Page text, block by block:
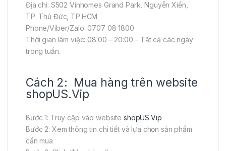
Địa chỉ: S502 Vinhomes Grand Park, Nguyễn Xiển,
TP. Thủ Đức, TP.HCM
Phone/Viber/Zalo: 0707 08 1800
Thời gian làm việc: 08:00 – 20:00 – Tất cả các ngày
trong tuần.
Cách 2: Mua hàng trên website
shopUS.Vip
Bước 1: Truy cập vào website shopUS.Vip
Bước 2: Xem thông tin chi tiết và lựa chọn sản phẩm
cần mua